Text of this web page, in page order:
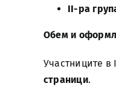
II-ра
Обем и
Участниците в
страници.